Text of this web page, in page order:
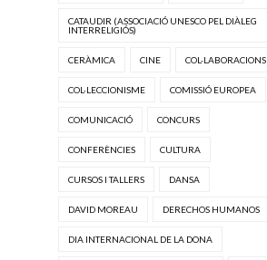
CATAUDIR (ASSOCIACIÓ UNESCO PEL DIÀLEG
INTERRELIGIÓS)
CERÀMICA CINE COL·LABORACIONS
COL·LECCIONISME COMISSIÓ EUROPEA
COMUNICACIÓ CONCURS
CONFERÈNCIES CULTURA
CURSOS I TALLERS DANSA
DAVID MOREAU DERECHOS HUMANOS
DIA INTERNACIONAL DE LA DONA